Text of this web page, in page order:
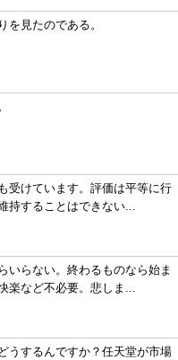
を見たのである。
受けています。評価は平等に行
持することはできない...
いらない。終わるものなら始ま
楽など不必要。悲しま...
うするんですか？任天堂が市場